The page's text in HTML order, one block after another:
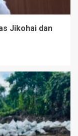
Jikohai dan